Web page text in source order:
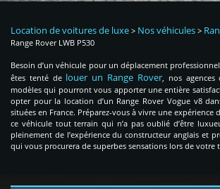
Location de voitures de luxe > Nos véhicules >
Range Rover LWB P530
Besoin d’un véhicule pour un déplacement
êtes tenté de louer un Range Rover, nos agences
modèles qui pourront vous apporter une entière
opter pour la location d’un Range Rover Vogue v8
situées en France. Préparez-vous à vivre une expérience
ce véhicule tout terrain qui n’a pas oublié d’être
pleinement de l’expérience du constructeur anglais et
qui vous procurera de superbes sensations lors de votre